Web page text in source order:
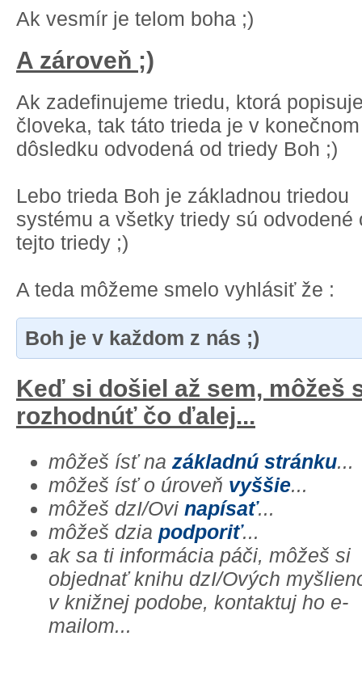
Ak vesmír je telom boha ;)
A zároveň ;)
Ak zadefinujeme triedu, ktorá
človeka, tak táto trieda je v konečnom
dôsledku odvodená od triedy Boh ;)
Lebo trieda Boh je základnou triedou
systému a všetky triedy sú odvodené
tejto triedy ;)
A teda môžeme smelo vyhlásiť že :
Boh je v každom z nás ;)
Keď si došiel až sem, môžeš
rozhodnúť čo ďalej...
môžeš ísť na základnú stránku...
môžeš ísť o úroveň vyššie...
môžeš dzI/Ovi napísať...
môžeš dzia podporiť...
ak sa ti informácia páči, môžeš si
objednať knihu dzI/Ových
v knižnej podobe, kontaktuj ho e-
mailom...